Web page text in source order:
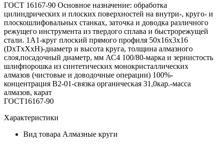
ГОСТ 16167-90 Основное назначение: обработка
цилиндрических и плоских поверхностей на внутри-, круго- и
плоскошлифовальных станках, заточка и доводка различного
режущего инструмента из твердого сплава и быстрорежущей
стали. 1А1-круг плоский прямого профиля 50х16х3х16
(DxTxXxH)-диаметр и высота круга, толщина алмазного
слоя,посадочный диаметр, мм АС4 100/80-марка и зернистость
шлифпорошка из синтетических монокристаллических
алмазов (чистовые и доводочные операции) 100%-
концентрация В2-01-связка органическая 31,0кар.-масса
алмазов, карат
ГОСТ16167-90
Характеристики
Вид товара Алмазные круги